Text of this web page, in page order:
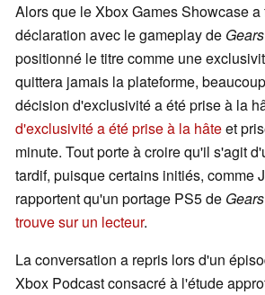
Alors que le Xbox Games Showcase
déclaration avec le gameplay de
positionné le titre comme une
quittera jamais la plateforme,
décision d'exclusivité a été prise à la
d'exclusivité a été prise à la hâteet
minute. Tout porte à croire qu'il s'agit
tardif, puisque certains initiés, comme
rapportent qu'un portage PS5 de
trouve sur un lecteur.
La conversation a repris lors d'un
Xbox Podcast consacré à l'étude